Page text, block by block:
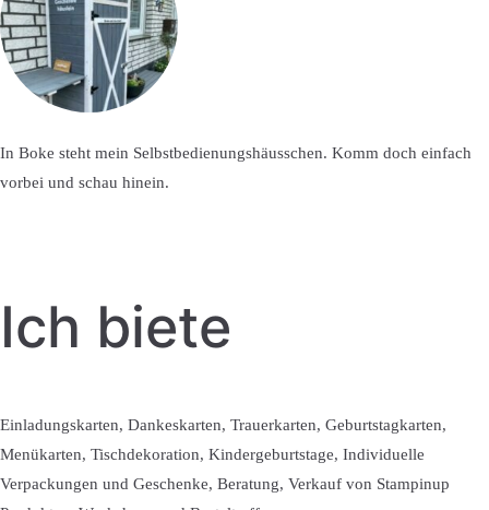
In Boke steht mein Selbstbedienungshäusschen. Komm doch einfach
vorbei und schau hinein.
Ich biete
Einladungskarten, Dankeskarten, Trauerkarten, Geburtstagkarten,
Menükarten, Tischdekoration, Kindergeburtstage, Individuelle
Verpackungen und Geschenke, Beratung, Verkauf von Stampinup